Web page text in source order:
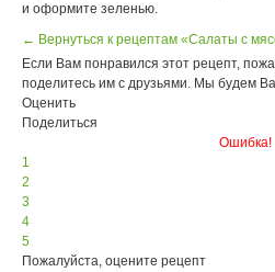
и оформите зеленью.
← Вернуться к рецептам «Салаты с
Если Вам понравился этот рецепт,
поделитесь им с друзьями. Мы будем
Оценить
Поделиться
Ошибка!
1
2
3
4
5
Пожалуйста, оцените рецепт